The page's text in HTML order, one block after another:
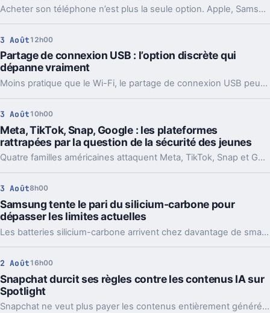
Acheter son téléphone n’est plus la seule option. Apple, Samsung et d’autres misent sur la location pour relancer les upgrades.
3 Août 12h00
Partage de connexion USB : l’option discrète qui
dépanne vraiment
Moins pratique que le Wi-Fi, le partage de connexion USB peut pourtant sauver un laptop. Voici quand l’utiliser, comment l’activer et ses limites.
3 Août 10h00
Meta, TikTok, Snap, Google : les plateformes
rattrapées par la question de la sécurité des jeunes
Quatre familles américaines attaquent Meta, TikTok, Snap et Google après la mort de leurs enfants. Le dossier vise l’addiction supposée de ces plateformes.
3 Août8h00
Samsung tente le pari du silicium-carbone pour
dépasser les limites actuelles
Les batteries silicium-carbone arrivent chez davantage de smartphones, y compris chez Samsung. Le gain en autonomie est réel, mais il y a un prix à payer.
2 Août 16h00
Snapchat durcit ses règles contre les contenus IA sur
Spotlight
Snapchat ne veut plus payer les contenus entièrement générés par IA sur Spotlight. Le virage vise à remettre les créateurs humains au centre.